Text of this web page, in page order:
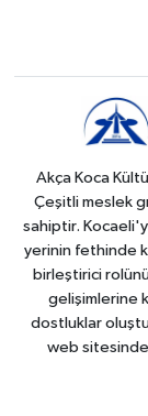
Akça Koca
Çeşitli meslek
sahiptir.
yerinin fethinde
birleştirici
gelişimlerine
dostluklar
web